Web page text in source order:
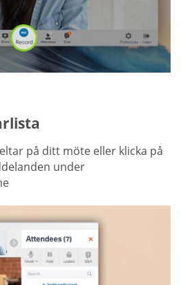
på ditt möte eller klicka på
under